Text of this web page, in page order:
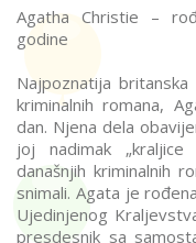
Agatha Christie –
godine
Najpoznatija
kriminalnih romana,
dan. Njena dela
joj nadimak
današnjih kriminalnih
snimali. Agata je
Ujedinjenog
presdesnik sa